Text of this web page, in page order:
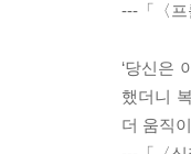
---「〈
‘당신은
했더니
더 움직